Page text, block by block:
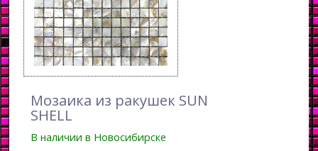
Мозаика из ракушек SUN
SHELL
В наличии в Новосибирске